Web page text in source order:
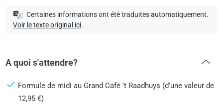
Certaines informations ont été traduites automatiquement.
Voir le texte original ici.
A quoi s'attendre?
Formule de midi au Grand Café 't Raadhuys (d’une valeur de
12,95 €)